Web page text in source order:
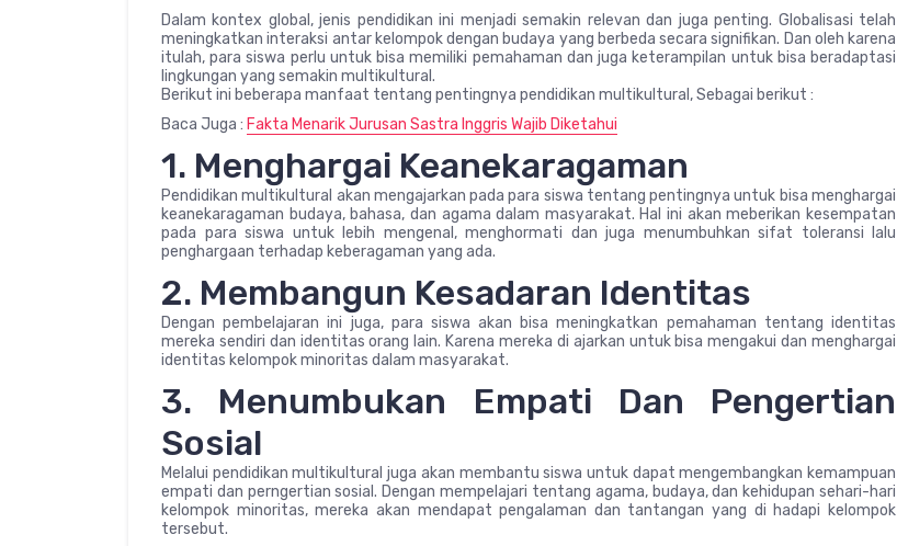
Dalam kontex global, jenis pendidikan ini menjadi semakin relevan dan juga penting. Globalisasi telah
meningkatkan interaksi antar kelompok dengan budaya yang berbeda secara signifikan. Dan oleh karena
itulah, para siswa perlu untuk bisa memiliki pemahaman dan juga keterampilan untuk bisa beradaptasi
lingkungan yang semakin multikultural.
Berikut ini beberapa manfaat tentang pentingnya pendidikan multikultural, Sebagai berikut :
Baca Juga : Fakta Menarik Jurusan Sastra Inggris Wajib Diketahui
1. Menghargai Keanekaragaman
Pendidikan multikultural akan mengajarkan pada para siswa tentang pentingnya untuk bisa menghargai
keanekaragaman budaya, bahasa, dan agama dalam masyarakat. Hal ini akan meberikan kesempatan
pada para siswa untuk lebih mengenal, menghormati dan juga menumbuhkan sifat toleransi lalu
penghargaan terhadap keberagaman yang ada.
2. Membangun Kesadaran Identitas
Dengan pembelajaran ini juga, para siswa akan bisa meningkatkan pemahaman tentang identitas
mereka sendiri dan identitas orang lain. Karena mereka di ajarkan untuk bisa mengakui dan menghargai
identitas kelompok minoritas dalam masyarakat.
3. Menumbukan Empati Dan Pengertian
Sosial
Melalui pendidikan multikultural juga akan membantu siswa untuk dapat mengembangkan kemampuan
empati dan perngertian sosial. Dengan mempelajari tentang agama, budaya, dan kehidupan sehari-hari
kelompok minoritas, mereka akan mendapat pengalaman dan tantangan yang di hadapi kelompok
tersebut.